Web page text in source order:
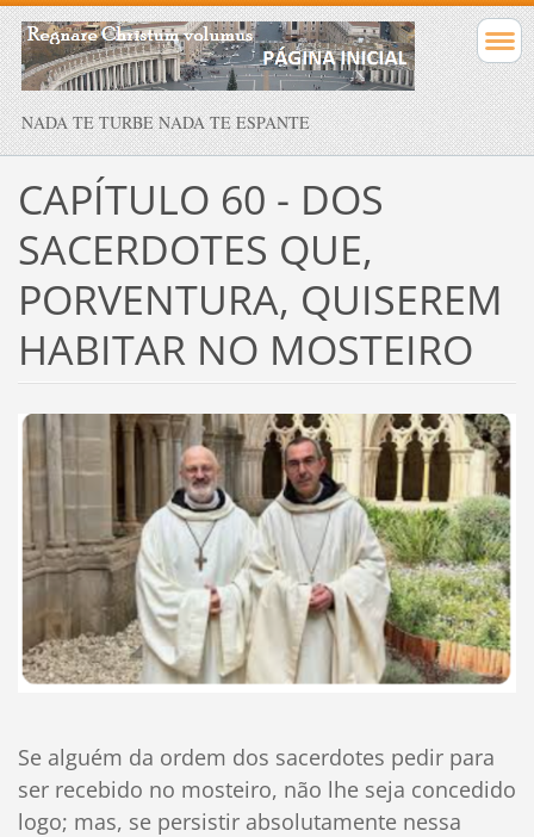
NADA TE TURBE NADA TE ESPANTE
CAPÍTULO 60 - DOS
SACERDOTES QUE,
PORVENTURA, QUISEREM
HABITAR NO MOSTEIRO
Se alguém da ordem dos sacerdotes pedir para
ser recebido no mosteiro, não lhe seja concedido
logo; mas, se persistir absolutamente nessa